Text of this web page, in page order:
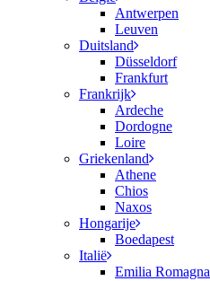
Antwerpen
Leuven
Duitsland
Düsseldorf
Frankfurt
Frankrijk
Ardeche
Dordogne
Loire
Griekenland
Athene
Chios
Naxos
Hongarije
Boedapest
Italië
Emilia Romagna